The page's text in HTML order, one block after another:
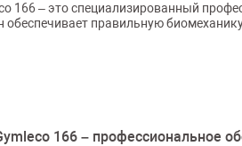
166 – это специализированный
правильную
166 – профессиональное